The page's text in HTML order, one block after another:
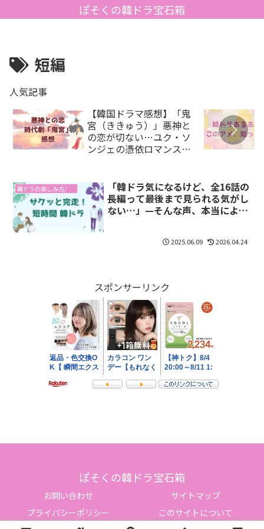
ぽそくの韓ドラ宝石箱
短編
人気記事
【韓国ドラマ感想】「鬼
宮（ききゅう）」悪神と
の恋が切ない…ユク・ソ
ンジェの憑依ロマンス時
韓ドラの楽しみ方/TIPS
「韓ドラ気になるけど、全16話の
長編って最後まで見られる気がし
ない…」—そんな声、本当によく
2025.06.09 2026.04.24
スポンサーリンク
ぽそくの韓ドラ宝石箱
お問い合わせ
サイトマップ
プライバシーポリシー
このサイトについて